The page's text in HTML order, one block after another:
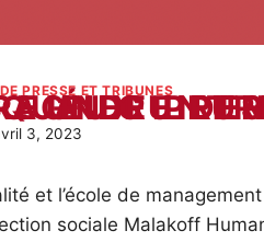
PRESSE ET TRIBUNES
D’ACCOMPAGNER LEURS SALARIÉES –
3, 2023
et l’école de
sociale Malakoff